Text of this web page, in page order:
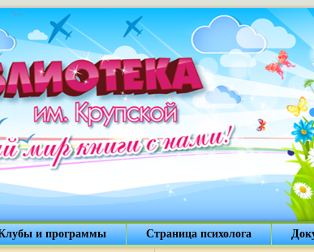
и программы Страница психолога